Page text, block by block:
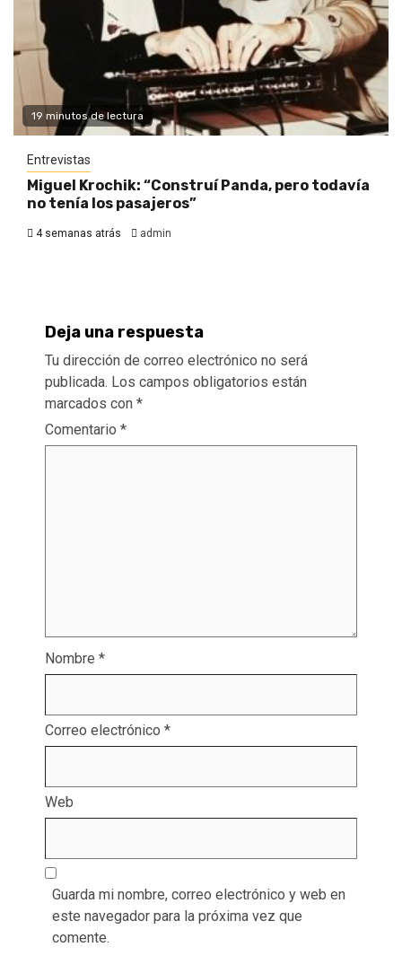
19 minutos de lectura
Entrevistas
Miguel Krochik: “Construí Panda, pero todavía
no tenía los pasajeros”
4 semanas atrás admin
Deja una respuesta
Tu dirección de correo electrónico no será
publicada. Los campos obligatorios están
marcados con *
Comentario *
Nombre *
Correo electrónico *
Web
Guarda mi nombre, correo electrónico y web en
este navegador para la próxima vez que
comente.